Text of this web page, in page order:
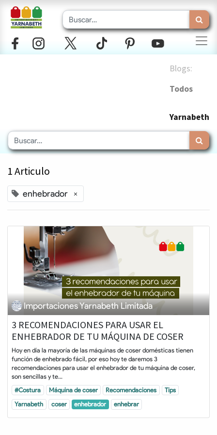
Blogs:
Todos
Yarnabeth
1 Articulo
enhebrador ×
Importaciones Yarnabeth Limitada
3 RECOMENDACIONES PARA USAR EL
ENHEBRADOR DE TU MÁQUINA DE COSER
Hoy en día la mayoría de las máquinas de coser domésticas tienen
función de enhebrado fácil, por eso hoy te daremos 3
recomendaciones para usar el enhebrador de tu máquina de coser,
son sencillas y te...
#Costura Máquina de coser Recomendaciones
Tips
Yarnabeth
coser enhebrador enhebrar